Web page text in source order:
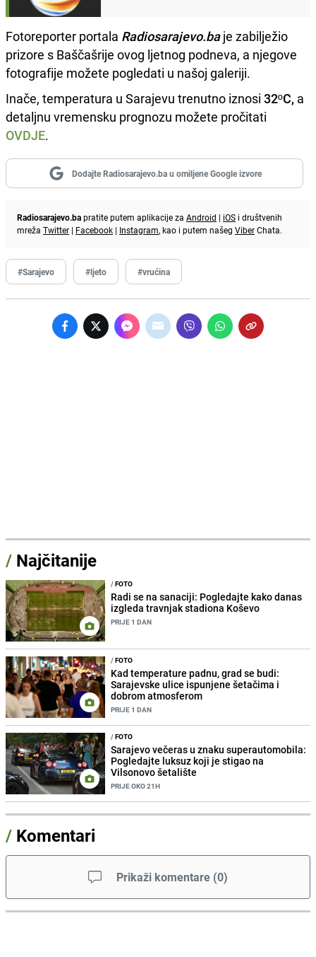
Fotoreporter portala Radiosarajevo.baje zabilježio
prizore s Baščašrije ovog ljetnog podneva, a njegove
fotografije možete pogledati u našoj galeriji.
Inače, temperatura u Sarajevu trenutno iznosi 32ºC, a
detaljnu vremensku prognozu možete pročitati
OVDJE.
Dodajte Radiosarajevo.ba u omiljene Google izvore
Radiosarajevo.bapratite putem aplikacije za Android | iOS i društvenih
mreža Twitter | Facebook | Instagram, kao i putem našeg ViberChata.
#Sarajevo #ljeto #vrućina
/ Najčitanije
/FOTO
Radi se na sanaciji: Pogledajte kako danas
izgleda travnjak stadiona Koševo
PRIJE 1 DAN
/FOTO
Kad temperature padnu, grad se budi:
Sarajevske ulice ispunjene šetačima i
dobrom atmosferom
PRIJE 1 DAN
/FOTO
Sarajevo večeras u znaku superautomobila:
Pogledajte luksuz koji je stigao na
Vilsonovo šetalište
PRIJE OKO 21H
/ Komentari
Prikaži komentare (0)